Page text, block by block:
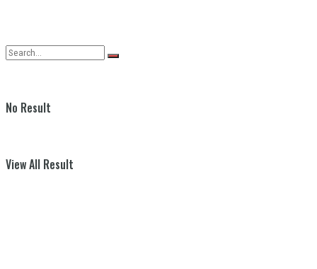
No Result
View All Result